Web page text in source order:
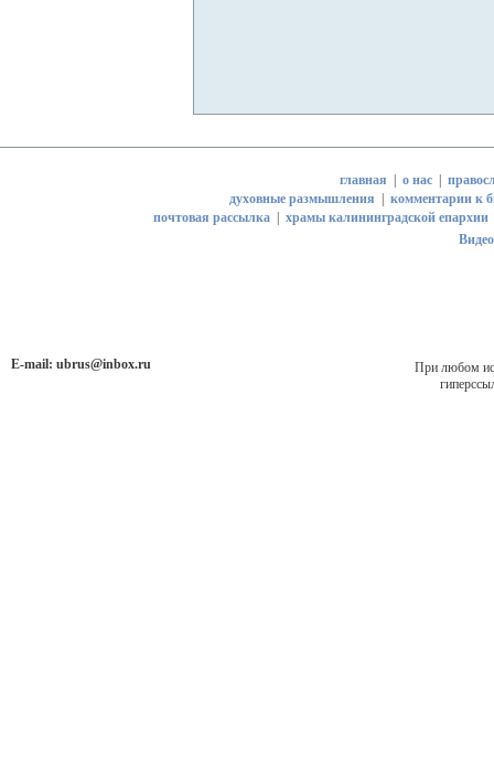
главная о нас|
духовные размышления
комментарии к
почтовая рассылка| храмы калининградской епархии
E-mail: ubrus@inbox.ru
При любом